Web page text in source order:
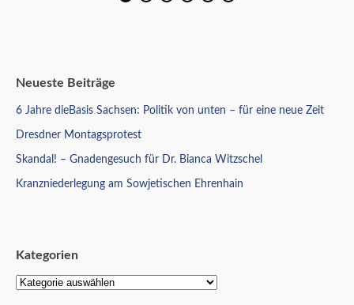
Neueste Beiträge
6 Jahre dieBasis Sachsen: Politik von unten – für eine neue Zeit
Dresdner Montagsprotest
Skandal! – Gnadengesuch für Dr. Bianca Witzschel
Kranzniederlegung am Sowjetischen Ehrenhain
Kategorien